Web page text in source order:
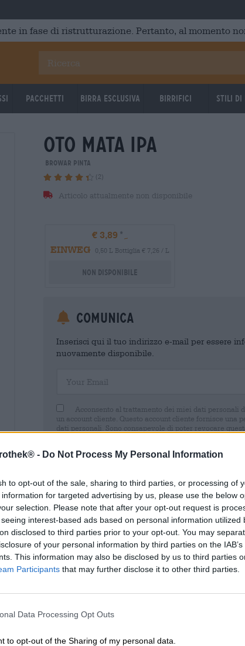
- Do Not Process My Personal Information
to opt-out of the sale, sharing to third parties, or processing of
for targeted advertising by us, please use the below
selection. Please note that after your opt-out request is
interest-based ads based on personal information utilized
disclosed to third parties prior to your opt-out. You may
of your personal information by third parties on the
This information may also be disclosed by us to third parties
Participants that may further disclose it to other third parties.
Data Processing Opt Outs
to opt-out of the Sharing of my personal data.
in fase di ristrutturazione. Pertanto, al momento
Pacchetti Birra Esclusiva Birrifici Stili di
oto mata ipa
Browar Pinta
(2)
Articolo attualmente non disponibile
€ 3,89
EINWEG
0,50 L Bottiglia € 7,26 / L
Non disponibile
Comunica
Inserisci qui il tuo indirizzo e-mail per essere
nuovamente disponibile.
Acconsento al trattamento dei miei dati personali
un account cliente. Questo account cliente fornisce
dati personali. Sono consapevole di poter revocare
inviando un'e-mail a shop@bierothek.de. La
trattamento effettuato sulla base del suo consenso
nel nostrodichiarazione sulla protezione dei dati
* I prezzi sono comprensivi di IVA. PiùNavigazione
* I prezzi sono comprensivi di accisa
Descrizione Informazioni Recensioni(2)
L'IPA Oto Mata di Pinta è un omaggio al fiore
ciliegi del Giappone incantano con i loro fiori
persone accorrono da vicino e da lontano ai